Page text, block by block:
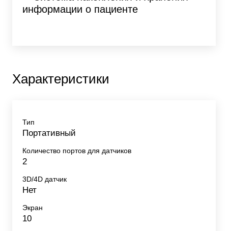
информации о пациенте
Характеристики
Тип
Портативный
Количество портов для датчиков
2
3D/4D датчик
Нет
Экран
10